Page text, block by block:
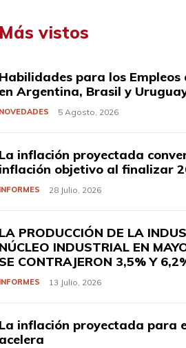
vistos
para los Empleos
Argentina, Brasil y
5 Agosto, 2026
inflación proyectada
objetivo al finalizar
28 Julio, 2026
PRODUCCIÓN DE LA
INDUSTRIAL EN
CONTRAJERON 3,5% Y
13 Julio, 2026
inflación proyectada para